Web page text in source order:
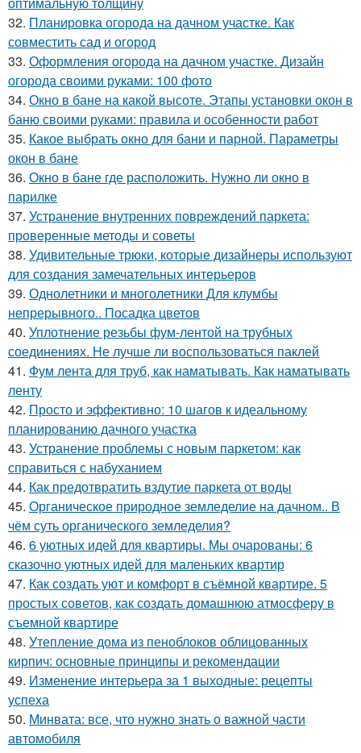
32. Планировка огорода на дачном участке. Как
совместить сад и огород
33. Оформления огорода на дачном участке. Дизайн
огорода своими руками: 100 фото
34. Окно в бане на какой высоте. Этапы установки окон в
баню своими руками: правила и особенности работ
35. Какое выбрать окно для бани и парной. Параметры
окон в бане
36. Окно в бане где расположить. Нужно ли окно в
парилке
37. Устранение внутренних повреждений паркета:
проверенные методы и советы
38. Удивительные трюки, которые дизайнеры используют
для создания замечательных интерьеров
39. Однолетники и многолетники Для клумбы
непрерывного.. Посадка цветов
40. Уплотнение резьбы фум-лентой на трубных
соединениях. Не лучше ли воспользоваться паклей
41. Фум лента для труб, как наматывать. Как наматывать
ленту
42. Просто и эффективно: 10 шагов к идеальному
планированию дачного участка
43. Устранение проблемы с новым паркетом: как
справиться с набуханием
44. Как предотвратить вздутие паркета от воды
45. Органическое природное земледелие на дачном.. В
чём суть органического земледелия?
46. 6 уютных идей для квартиры. Мы очарованы: 6
сказочно уютных идей для маленьких квартир
47. Как создать уют и комфорт в съёмной квартире. 5
простых советов, как создать домашнюю атмосферу в
съемной квартире
48. Утепление дома из пеноблоков облицованных
кирпич: основные принципы и рекомендации
49. Изменение интерьера за 1 выходные: рецепты
успеха
50. Минвата: все, что нужно знать о важной части
автомобиля